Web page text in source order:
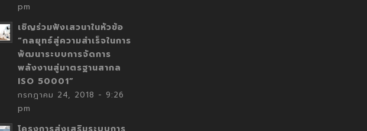
pm
เชิญร่วมฟังเสวนาในหัวข้อ
“กลยุทธ์สู่ความสำเร็จในการ
พัฒนาระบบการจัดการ
พลังงานสู่มาตรฐานสากล
ISO 50001”
กรกฎาคม 24, 2018 - 9:26
pm